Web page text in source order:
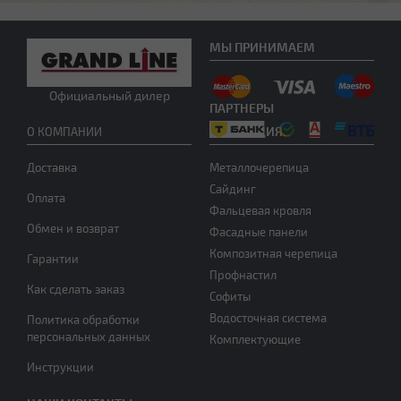
Официальный дилер
О КОМПАНИИ
Доставка
Оплата
Обмен и возврат
Гарантии
Как сделать заказ
Политика обработки
персональных данных
Инструкции
ПРОДУКЦИЯ
Металлочерепица
Сайдинг
Фальцевая кровля
Фасадные панели
Композитная черепица
Профнастил
Софиты
Водосточная система
Комплектующие
МЫ ПРИНИМАЕМ
ПАРТНЕРЫ
Плоская
Четырехскатная вальмовая